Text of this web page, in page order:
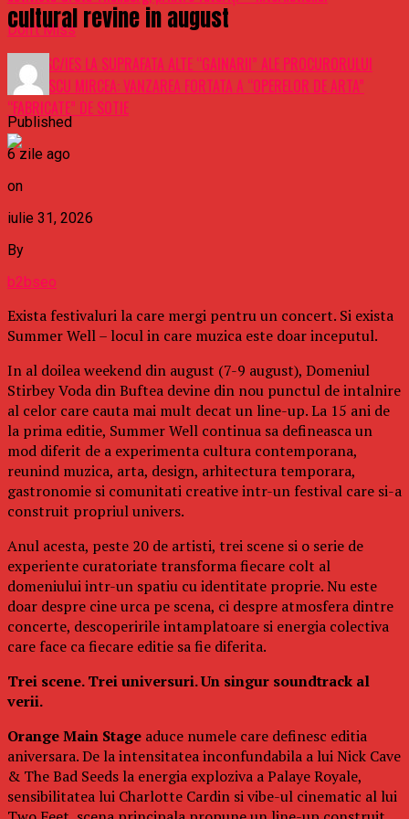
Don't Miss
GROTESC/IES LA SUPRAFATA ALTE “GAINARII” ALE PROCURORULUI
NEGULESCU MIRCEA: VANZAREA FORTATA A “OPERELOR DE ARTA”
“FABRICATE” DE SOTIE
cultural revine in august
Published
6 zile ago
on
iulie 31, 2026
By
b2bseo
Exista festivaluri la care mergi pentru un concert. Si exista
Summer Well – locul in care muzica este doar inceputul.
In al doilea weekend din august (7-9 august), Domeniul
Stirbey Voda din Buftea devine din nou punctul de intalnire
al celor care cauta mai mult decat un line-up. La 15 ani de
la prima editie, Summer Well continua sa defineasca un
mod diferit de a experimenta cultura contemporana,
reunind muzica, arta, design, arhitectura temporara,
gastronomie si comunitati creative intr-un festival care si-a
construit propriul univers.
Anul acesta, peste 20 de artisti, trei scene si o serie de
experiente curatoriate transforma fiecare colt al
domeniului intr-un spatiu cu identitate proprie. Nu este
doar despre cine urca pe scena, ci despre atmosfera dintre
concerte, descoperirile intamplatoare si energia colectiva
care face ca fiecare editie sa fie diferita.
Trei scene. Trei universuri. Un singur soundtrack al
verii.
Orange Main Stage aduce numele care definesc editia
aniversara. De la intensitatea inconfundabila a lui Nick Cave
& The Bad Seeds la energia exploziva a Palaye Royale,
sensibilitatea lui Charlotte Cardin si vibe-ul cinematic al lui